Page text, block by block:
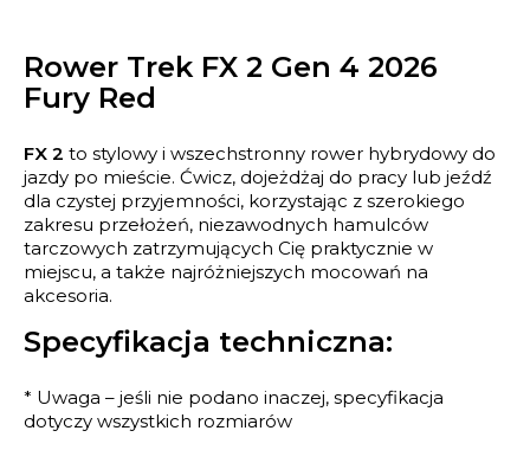
Rower Trek FX 2 Gen 4 2026
Fury Red
FX 2 to stylowy i wszechstronny rower hybrydowy do
jazdy po mieście. Ćwicz, dojeżdżaj do pracy lub jeźdź
dla czystej przyjemności, korzystając z szerokiego
zakresu przełożeń, niezawodnych hamulców
tarczowych zatrzymujących Cię praktycznie w
miejscu, a także najróżniejszych mocowań na
akcesoria.
Specyfikacja techniczna:
* Uwaga – jeśli nie podano inaczej, specyfikacja
dotyczy wszystkich rozmiarów